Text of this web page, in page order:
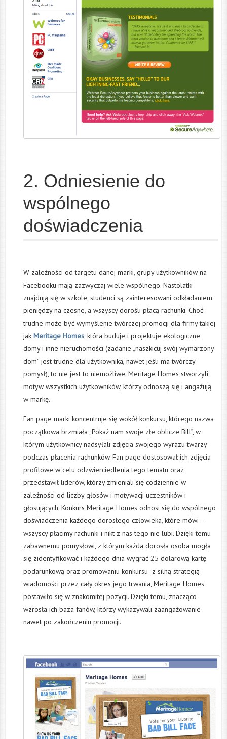
2. Odniesienie do
wspólnego
doświadczenia
W zależności od targetu danej marki, grupy użytkowników na
Facebooku mają zazwyczaj wiele wspólnego. Nastolatki
znajdują się w szkole, studenci są zainteresowani odkładaniem
pieniędzy na czesne, a wszyscy dorośli płacą rachunki. Choć
trudne może być wymyślenie twórczej promocji dla firmy takiej
jakMeritage Homes, która buduje i projektuje ekologiczne
domy i inne nieruchomości (zadanie „naszkicuj swój wymarzony
dom” jest trudne dla użytkownika, nawet jeśli ma twórczy
pomysł), to nie jest to niemożliwe. Meritage Homes stworzyli
motyw wszystkich użytkowników, którzy odnoszą się i angażują
w markę.
Fan page marki koncentruje się wokół konkursu, którego nazwa
początkowa brzmiała „Pokaż nam swoje złe oblicze Bill”, w
którym użytkownicy nadsyłali zdjęcia swojego wyrazu twarzy
podczas płacenia rachunków. Fan page dostosował ich zdjęcia
profilowe w celu odzwierciedlenia tego tematu oraz
przedstawił liderów, którzy zmieniali się codziennie w
zależności od liczby głosów i motywacji uczestników i
głosujących. Konkurs Meritage Homes odnosi się do wspólnego
doświadczenia każdego dorosłego człowieka, które mówi –
wszyscy płacimy rachunki i nikt z nas tego nie lubi. Dzięki temu
zabawnemu pomysłowi, z którym każda dorosła osoba mogła
się zidentyfikować i każdego dnia wygrać 25 dolarową kartę
podarunkową oraz promowaniu konkursu z silną strategią
wiadomości przez cały okres jego trwania, Meritage Homes
postawiło się w znakomitej pozycji. Dzięki temu, znacząco
wzrosła ich baza fanów, którzy wykazywali zaangażowanie
nawet po zakończeniu promocji.